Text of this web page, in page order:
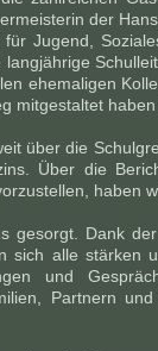
der
Jugend,
ehemaligen
mitgestaltet
über die
Über die
haben
gesorgt. Dank
sich alle stärken
und
Partnern